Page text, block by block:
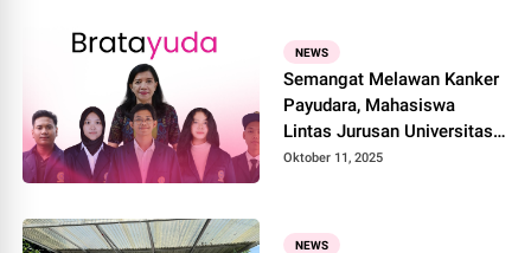
NEWS
Semangat Melawan Kanker
Payudara, Mahasiswa
Lintas Jurusan Universitas
Udayana Bersatu Ciptakan
Oktober 11, 2025
NEWS